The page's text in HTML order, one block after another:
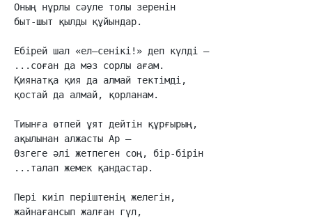
Оның нұрлы сәуле толы зеренін
быт-шыт қылды құйындар.
Ебірей шал «ел–сенікі!» деп күлді –
...соған да мәз сорлы ағам.
Қиянатқа қия да алмай тектімді,
қостай да алмай, қорланам.
Тиынға өтпей ұят дейтін құрғырың,
ақылынан алжасты Ар –
Өзгеге әлі жетпеген соң, бір-бірін
...талап жемек қандастар.
Пері киіп періштенің желегін,
жайнағансып жалған гүл,